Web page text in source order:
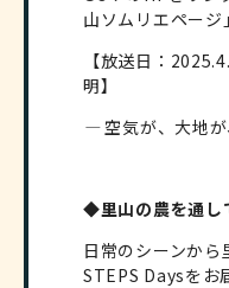
山ソムリエページ」
【放送日：
明】
―空気が、大地
◆里山の農を通し
日常のシーンから
STEPS Daysをお